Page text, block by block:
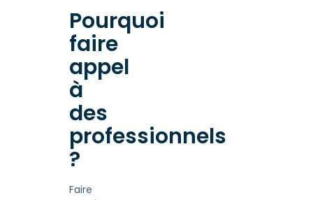
Pourquoi
faire
appel
à
des
professionnels
?
Faire